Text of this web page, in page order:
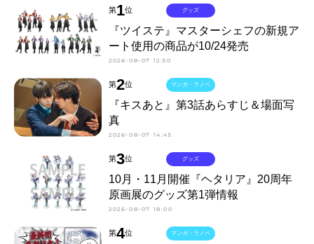
第1位
『ツイステ』マスターシェフの新規ア
ート使用の商品が10/24発売
2026-08-07 12:50
グッズ
第2位
『キスあと』第3話あらすじ＆場面写
真
2026-08-07 14:45
マンガ・ラノベ
第3位
10月・11月開催『ヘタリア』20周年
原画展のグッズ第1弾情報
2026-08-07 18:00
グッズ
第4位 マンガ・ラノベ